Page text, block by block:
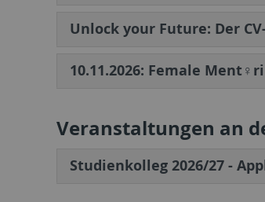
Unlock your Future: Der
10.11.2026: Female
Veranstaltungen an
Studienkolleg 2026/27 -